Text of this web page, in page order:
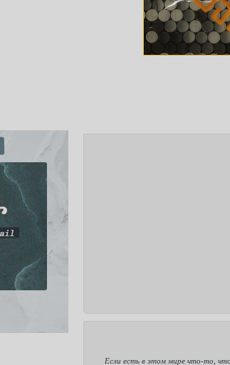
Если есть в этом мире что-то,